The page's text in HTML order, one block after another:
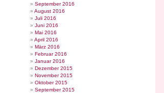
September 2016
August 2016
Juli 2016
Juni 2016
Mai 2016
April 2016
März 2016
Februar 2016
Januar 2016
Dezember 2015
November 2015
Oktober 2015
September 2015